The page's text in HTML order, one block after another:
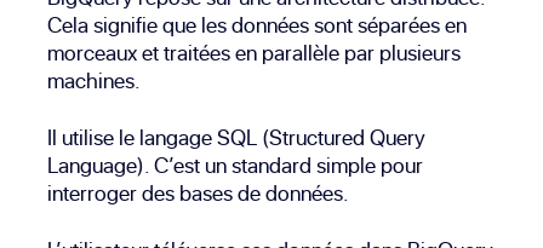
Cela signifie que les données sont séparées en
morceaux et traitées en parallèle par plusieurs
machines.
Il utilise le langage SQL (Structured Query
Language). C’est un standard simple pour
interroger des bases de données.